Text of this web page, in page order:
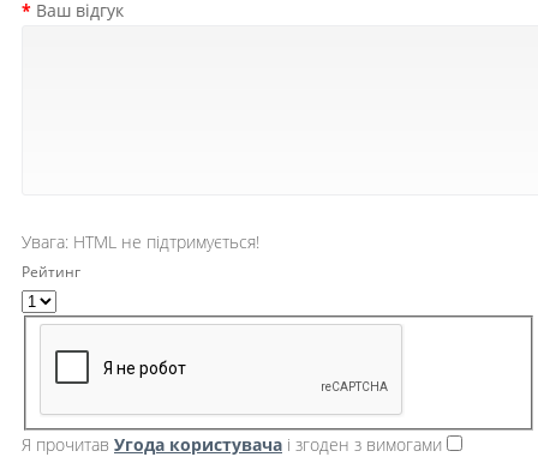
Ваш відгук
Увага: HTML не підтримується!
Рейтинг
Я прочитав Угода користувача і згоден з вимогами